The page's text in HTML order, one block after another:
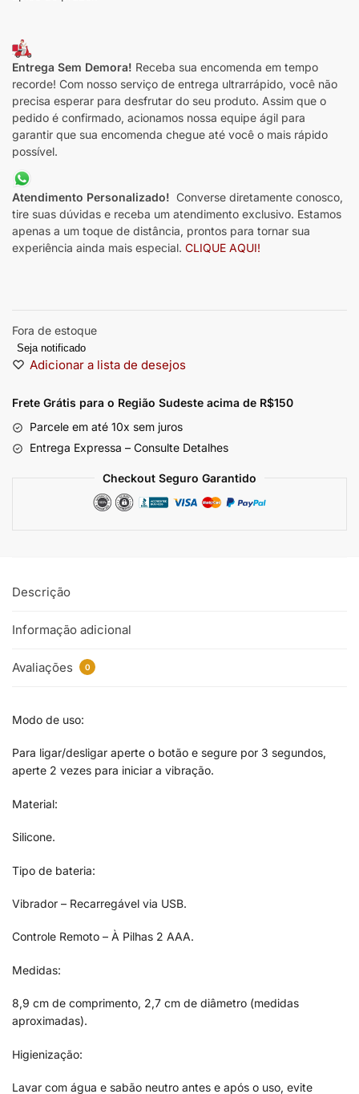
Entrega Sem Demora! Receba sua encomenda em tempo
recorde! Com nosso serviço de entrega ultrarrápido, você não
precisa esperar para desfrutar do seu produto. Assim que o
pedido é confirmado, acionamos nossa equipe ágil para
garantir que sua encomenda chegue até você o mais rápido
possível.
Atendimento Personalizado! Converse diretamente conosco,
tire suas dúvidas e receba um atendimento exclusivo. Estamos
apenas a um toque de distância, prontos para tornar sua
experiência ainda mais especial. CLIQUE AQUI!
Fora de estoque
Seja notificado
Adicionar a lista de desejos
Frete Grátis para o Região Sudeste acima de R$150
Parcele em até 10x sem juros
Entrega Expressa – Consulte Detalhes
Checkout Seguro Garantido
Descrição
Informação adicional
Avaliações 0
Modo de uso:
Para ligar/desligar aperte o botão e segure por 3 segundos,
aperte 2 vezes para iniciar a vibração.
Material:
Silicone.
Tipo de bateria:
Vibrador – Recarregável via USB.
Controle Remoto – À Pilhas 2 AAA.
Medidas:
8,9 cm de comprimento, 2,7 cm de diâmetro (medidas
aproximadas).
Higienização:
Lavar com água e sabão neutro antes e após o uso, evite